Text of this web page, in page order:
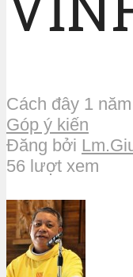
Cách đây 1 năm
Góp ý kiến
Đăng bởi
56 lượt xem